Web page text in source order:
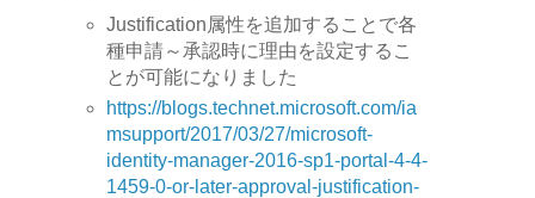
Justification属性を追加することで各
種申請～承認時に理由を設定するこ
とが可能になりました
https://blogs.technet.microsoft.com/ia
msupport/2017/03/27/microsoft-
identity-manager-2016-sp1-portal-4-4-
1459-0-or-later-approval-justification-